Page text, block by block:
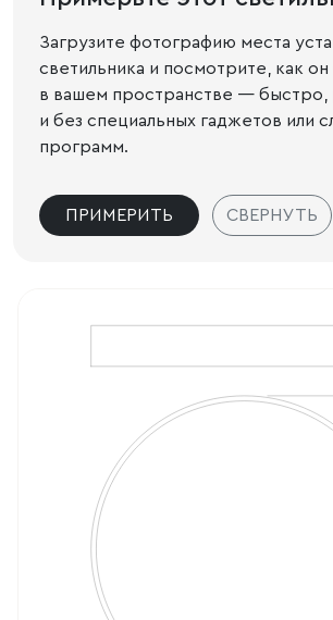
Загрузите фотографию места
светильника и посмотрите, как
в вашем пространстве — быстро,
и без специальных гаджетов или
программ.
ПРИМЕРИТЬ СВЕРНУТЬ